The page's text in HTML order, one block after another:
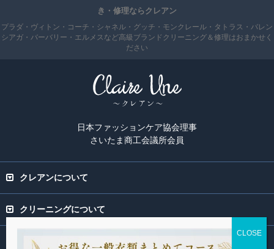
き・修理ならクレアン
プラダ・ヴィトン・コーチ・シャネル・グッチ・モンクレール・タトラス・バレン
シアガ・バーバリー・エルメスなど高級ブランドクリーニング＆修理はおまかせく
ださい
日本ファッションケア協会理事
さいたま商工会議所会員
クレアンについて
クリーニングについて
専門ページ